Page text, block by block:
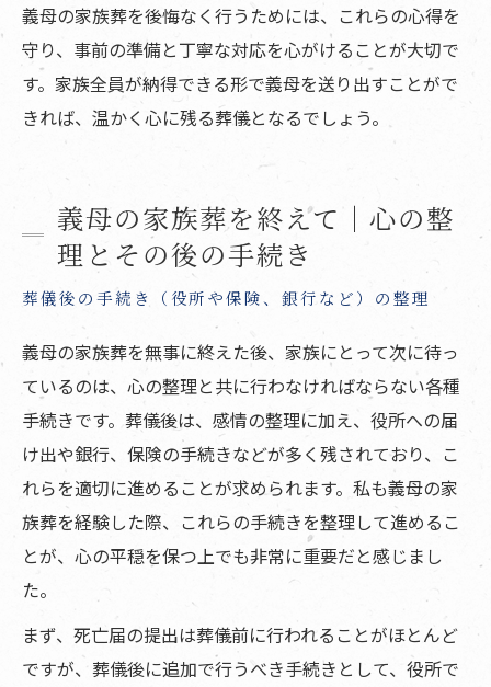
義母の家族葬を後悔なく行うためには、これらの心得を
守り、事前の準備と丁寧な対応を心がけることが大切で
す。家族全員が納得できる形で義母を送り出すことがで
きれば、温かく心に残る葬儀となるでしょう。
義母の家族葬を終えて｜心の整
理とその後の手続き
葬儀後の手続き（役所や保険、銀行など）の整理
義母の家族葬を無事に終えた後、家族にとって次に待っ
ているのは、心の整理と共に行わなければならない各種
手続きです。葬儀後は、感情の整理に加え、役所への届
け出や銀行、保険の手続きなどが多く残されており、こ
れらを適切に進めることが求められます。私も義母の家
族葬を経験した際、これらの手続きを整理して進めるこ
とが、心の平穏を保つ上でも非常に重要だと感じまし
た。
まず、死亡届の提出は葬儀前に行われることがほとんど
ですが、葬儀後に追加で行うべき手続きとして、役所で